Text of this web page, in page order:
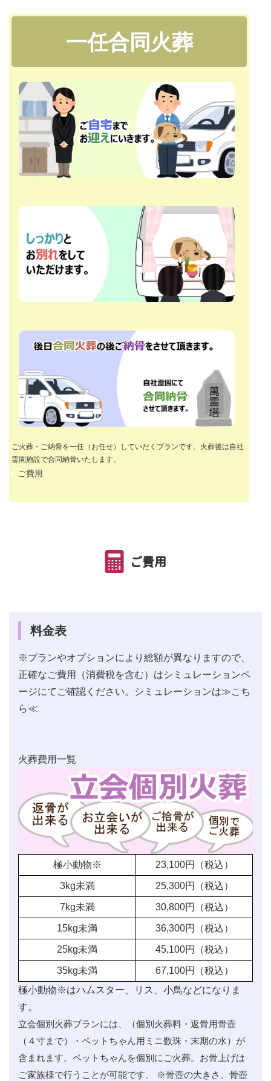
一任合同火葬
ご火葬・ご納骨を一任（お任せ）していだくプランです。火葬後は自社
霊園施設で合同納骨いたします。
ご費用
ご費用
料金表
※プランやオプションにより総額が異なりますので、
正確なご費用（消費税を含む）はシミュレーションペ
ージにてご確認ください。シミュレーションは≫こち
ら≪
火葬費用一覧
極小動物※ 23,100円（税込）
3kg未満 25,300円（税込）
7kg未満 30,800円（税込）
15kg未満 36,300円（税込）
25kg未満 45,100円（税込）
35kg未満 67,100円（税込）
極小動物※はハムスター、リス、小鳥などになりま
す。
立会個別火葬プランには、（個別火葬料・返骨用骨壺
（４寸まで）・ペットちゃん用ミニ数珠・末期の水）が
含まれます。ペットちゃんを個別にご火葬。お骨上げは
ご家族様で行うことが可能です。 ※骨壺の大きさ、骨壺